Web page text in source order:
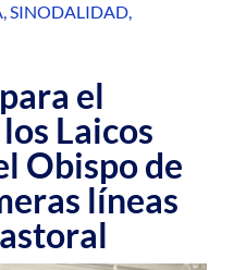
,SINODALIDAD,
el
Laicos
Obispo de
líneas